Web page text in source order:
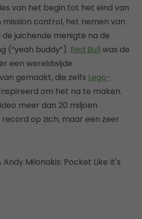
van het begin tot het eind van
mission control, het nemen van
juichende menigte na de
(“yeah buddy”). Red Bull was de
een wereldwijde
gemaakt, die zelfs Lego-
om het na te maken.
meer dan 20 miljoen
op zich, maar een zeer
Milonakis: Pocket Like It's